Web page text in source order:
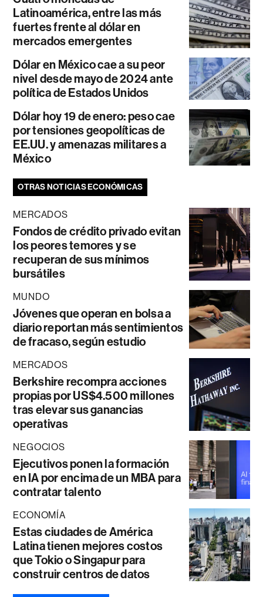
Latinoamérica, entre las más
fuertes frente al dólar en
mercados emergentes
Dólar en México cae a su peor
nivel desde mayo de 2024 ante
política de Estados Unidos
Dólar hoy 19 de enero: peso cae
por tensiones geopolíticas de
EE.UU. y amenazas militares a
México
OTRAS NOTICIAS ECONÓMICAS
MERCADOS
Fondos de crédito privado evitan
los peores temores y se
recuperan de sus mínimos
bursátiles
MUNDO
Jóvenes que operan en bolsa a
diario reportan más sentimientos
de fracaso, según estudio
MERCADOS
Berkshire recompra acciones
propias por US$4.500 millones
tras elevar sus ganancias
operativas
NEGOCIOS
Ejecutivos ponen la formación
en IA por encima de un MBA para
contratar talento
ECONOMÍA
Estas ciudades de América
Latina tienen mejores costos
que Tokio o Singapur para
construir centros de datos